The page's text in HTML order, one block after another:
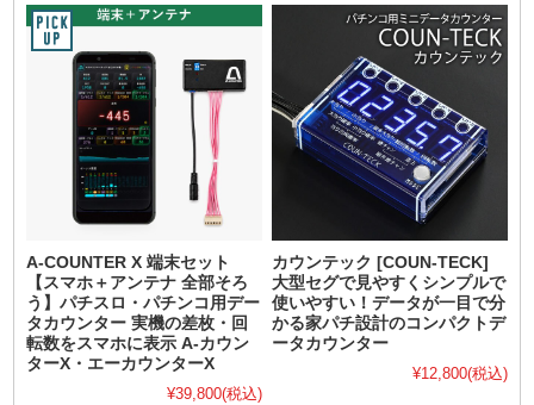
A-COUNTER X 端末セット
【スマホ＋アンテナ 全部そろ
う】パチスロ・パチンコ用デー
タカウンター 実機の差枚・回
転数をスマホに表示 A-カウン
ターX・エーカウンターX
¥39,800(税込)
カウンテック [COUN-TECK]
大型セグで見やすくシンプルで
使いやすい！データが一目で分
かる家パチ設計のコンパクトデ
ータカウンター
¥12,800(税込)